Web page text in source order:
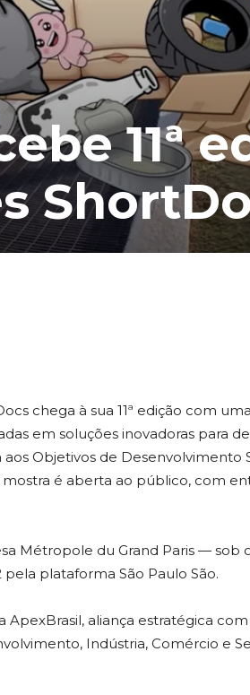
11ª
chega à sua 11ª edição com
em soluções inovadoras para
Objetivos de Desenvolvimento
mostra é aberta ao público, com
Métropole du Grand Paris — sob
plataforma São Paulo São.
aliança estratégica
Indústria, Comércio e